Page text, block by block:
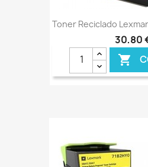
Toner Reciclado
30,80
